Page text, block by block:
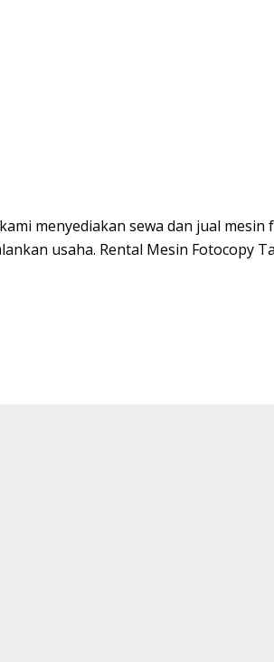
menyediakan sewa dan jual mesin
usaha. Rental Mesin Fotocopy